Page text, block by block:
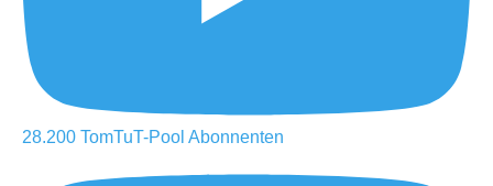
28.200 TomTuT-Pool Abonnenten